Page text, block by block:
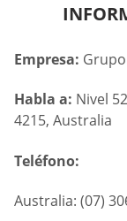
Empresa:
Habla a: Nivel
4215, Australia
Teléfono:
Australia: (07)